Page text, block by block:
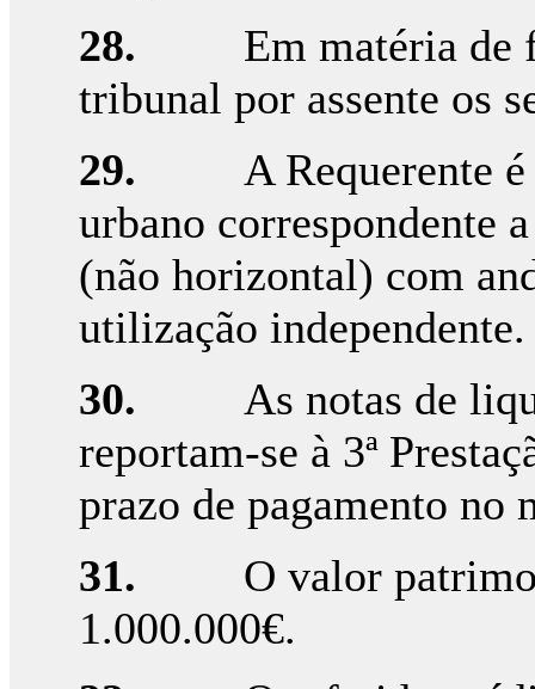
28. Em matéria de
tribunal por assente os
29. A Requerente
urbano correspondente
(não horizontal) com
utilização independente.
30. As notas de
reportam-se à 3ª
prazo de pagamento no
31. O valor
1.000.000€.